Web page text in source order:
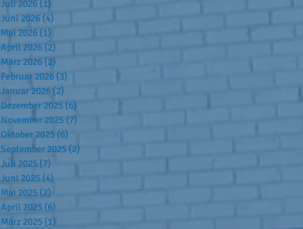
Juli 2026 (1)
Juni 2026 (4)
Mai 2026 (1)
April 2026 (2)
März 2026 (2)
Februar 2026 (3)
Januar 2026 (2)
Dezember 2025 (6)
November 2025 (7)
Oktober 2025 (6)
September 2025 (2)
Juli 2025 (7) 7 Beiträge
Juni 2025 (4)
Mai 2025 (2)
April 2025 (6)
März 2025 (1)